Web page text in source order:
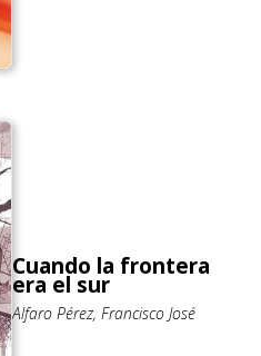
Cuando la frontera
era el sur
Alfaro Pérez, Francisco José